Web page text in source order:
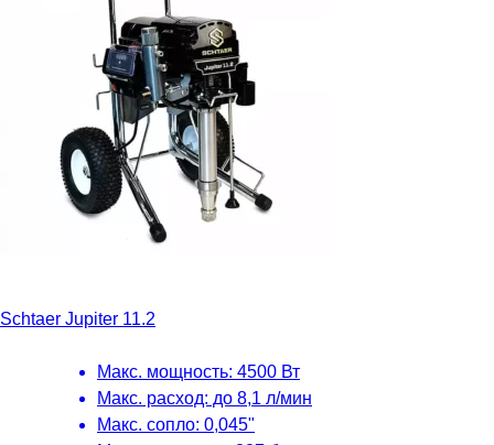
Schtaer Jupiter 11.2
Макс. мощность: 4500 Вт
Макс. расход: до 8,1 л/мин
Макс. сопло: 0,045"